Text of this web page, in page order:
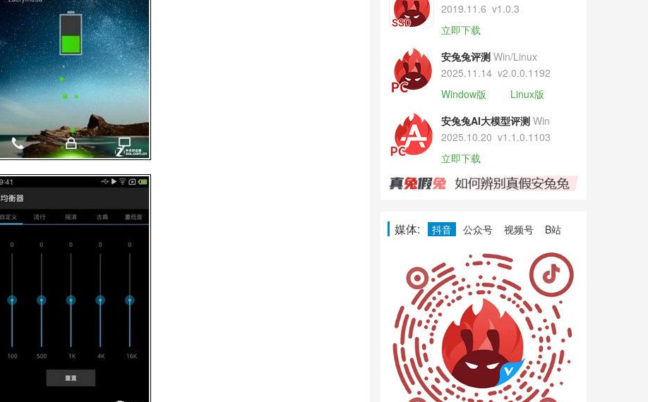
2019.11.6 v1.0.3
立即下载
安兔兔评测 Win/Linux
2025.11.14 v2.0.0.1192
Window版
Linux版
安兔兔AI大模型评测 Win
2025.10.20 v1.1.0.1103
立即下载
媒体: 抖音 公众号 视频号 B站